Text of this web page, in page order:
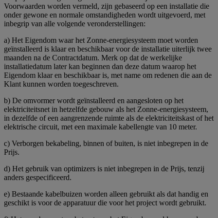
Voorwaarden worden vermeld, zijn gebaseerd op een installatie die
onder gewone en normale omstandigheden wordt uitgevoerd, met
inbegrip van alle volgende veronderstellingen:
a) Het Eigendom waar het Zonne-energiesysteem moet worden
geïnstalleerd is klaar en beschikbaar voor de installatie uiterlijk twee
maanden na de Contractdatum. Merk op dat de werkelijke
installatiedatum later kan beginnen dan deze datum waarop het
Eigendom klaar en beschikbaar is, met name om redenen die aan de
Klant kunnen worden toegeschreven.
b) De omvormer wordt geïnstalleerd en aangesloten op het
elektriciteitsnet in hetzelfde gebouw als het Zonne-energiesysteem,
in dezelfde of een aangrenzende ruimte als de elektriciteitskast of het
elektrische circuit, met een maximale kabellengte van 10 meter.
c) Verborgen bekabeling, binnen of buiten, is niet inbegrepen in de
Prijs.
d) Het gebruik van optimizers is niet inbegrepen in de Prijs, tenzij
anders gespecificeerd.
e) Bestaande kabelbuizen worden alleen gebruikt als dat handig en
geschikt is voor de apparatuur die voor het project wordt gebruikt.